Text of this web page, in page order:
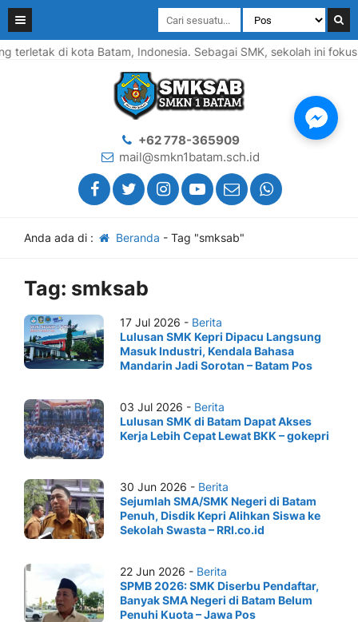
di kota Batam, Indonesia. Sebagai SMK, sekolah ini
+62 778-365909
mail@smkn1batam.sch.id
Anda ada di : Beranda - Tag "smksab"
Tag: smksab
17 Jul 2026 - Berita
Lulusan SMK Kepri Dipacu Langsung
Masuk Industri, Kendala Bahasa
Mandarin Jadi Sorotan – Batam Pos
03 Jul 2026 - Berita
Lulusan SMK di Batam Dapat Akses
Kerja Lebih Cepat Lewat BKK – gokepri
30 Jun 2026 - Berita
Sejumlah SMA/SMK Negeri di Batam
Penuh, Disdik Kepri Alihkan Siswa ke
Sekolah Swasta – RRI.co.id
22 Jun 2026 - Berita
SPMB 2026: SMK Diserbu Pendaftar,
Banyak SMA Negeri di Batam Belum
Penuhi Kuota – Jawa Pos